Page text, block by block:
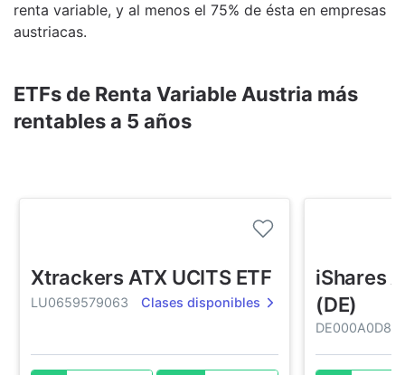
renta variable, y al menos el 75% de ésta en empresas
austriacas.
ETFs de Renta Variable Austria más
rentables a 5 años
Xtrackers ATX UCITS ETF
LU0659579063 Clases disponibles
iShares
(DE)